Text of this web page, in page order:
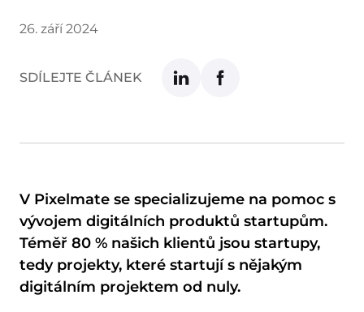
26. září 2024
SDÍLEJTE ČLÁNEK
V Pixelmate se specializujeme na pomoc s
vývojem digitálních produktů startupům.
Téměř 80 % našich klientů jsou startupy,
tedy projekty, které startují s nějakým
digitálním projektem od nuly.